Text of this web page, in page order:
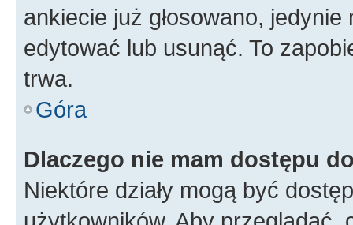
ankiecie już głosowano,
edytować lub usunąć. To
trwa.
Góra
Dlaczego nie mam dostępu
Niektóre działy mogą być